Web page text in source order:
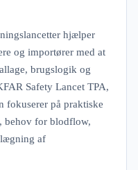
hjælper
og importører med at
brugslogik og
Safety Lancet TPA,
fokuserer på praktiske
behov for blodflow,
af